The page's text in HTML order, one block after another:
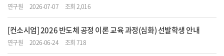
연구원 2026-07-07 조회 2,016
[컨소시엄] 2026 반도체 공정 이론 교육 과정(심화) 선발학생 안내
연구원 2026-06-24 조회 718